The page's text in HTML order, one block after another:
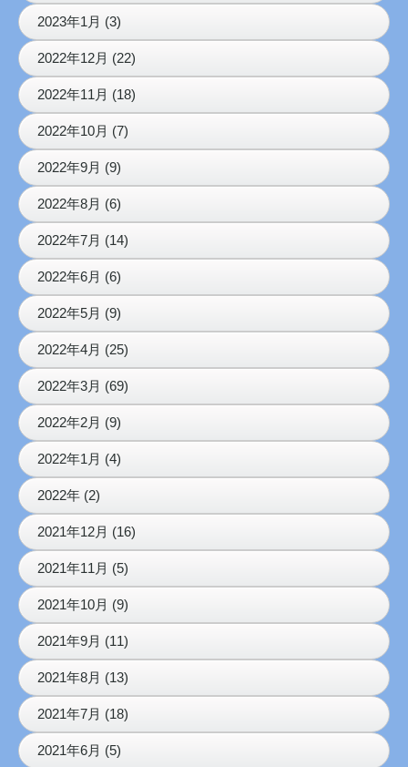
2023年1月 (3)
2022年12月 (22)
2022年11月 (18)
2022年10月 (7)
2022年9月 (9)
2022年8月 (6)
2022年7月 (14)
2022年6月 (6)
2022年5月 (9)
2022年4月 (25)
2022年3月 (69)
2022年2月 (9)
2022年1月 (4)
2022年 (2)
2021年12月 (16)
2021年11月 (5)
2021年10月 (9)
2021年9月 (11)
2021年8月 (13)
2021年7月 (18)
2021年6月 (5)